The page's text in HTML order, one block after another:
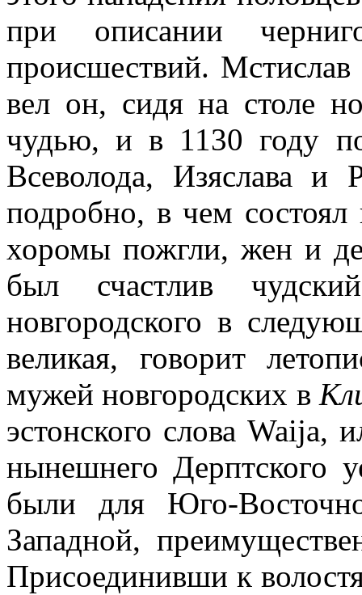
при описании
происшествий.
вел он, сидя на столе
чудью, и в 1130 году
Всеволода, Изяслава и
подробно, в чем состоял
хоромы пожгли, жен и
был счастлив
новгородского в
великая, говорит
мужей новгородских в
эстонского слова Waija,
нынешнего Дерптского
были для Юго-
Западной,
Присоединивши к